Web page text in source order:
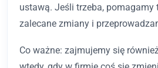
ustawą. Jeśli trzeba, pomagamy
zalecane zmiany i
Co ważne: zajmujemy się